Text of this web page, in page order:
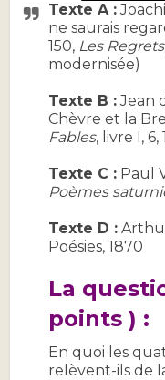
Texte A :
ne saurais
150, Les Regrets
modernisée)
Texte B :Jean
Chèvre et la
Fables, livre I, 6,
Texte C : Paul
Poèmes
Texte D :
Poésies, 1870
La
points ) :
En quoi les
relèvent-ils de